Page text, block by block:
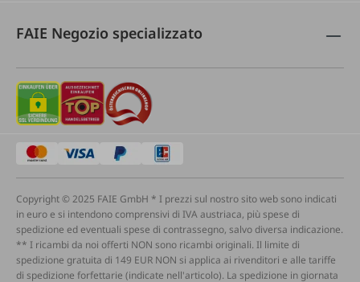
FAIE Negozio specializzato
Copyright © 2025 FAIE GmbH * I prezzi sul nostro sito web sono indicati
in euro e si intendono comprensivi di IVA austriaca, più spese di
spedizione ed eventuali spese di contrassegno, salvo diversa indicazione.
** I ricambi da noi offerti NON sono ricambi originali. Il limite di
spedizione gratuita di 149 EUR NON si applica ai rivenditori e alle tariffe
di spedizione forfettarie (indicate nell'articolo). La spedizione in giornata